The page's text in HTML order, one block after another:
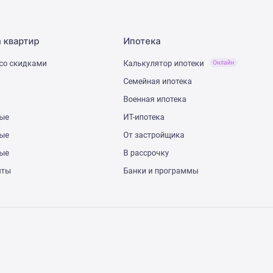
скидками
Ипотека
Калькулятор ипотеки Онлайн
Семейная ипотека
Военная ипотека
ИТ-ипотека
От застройщика
В рассрочку
Банки и программы